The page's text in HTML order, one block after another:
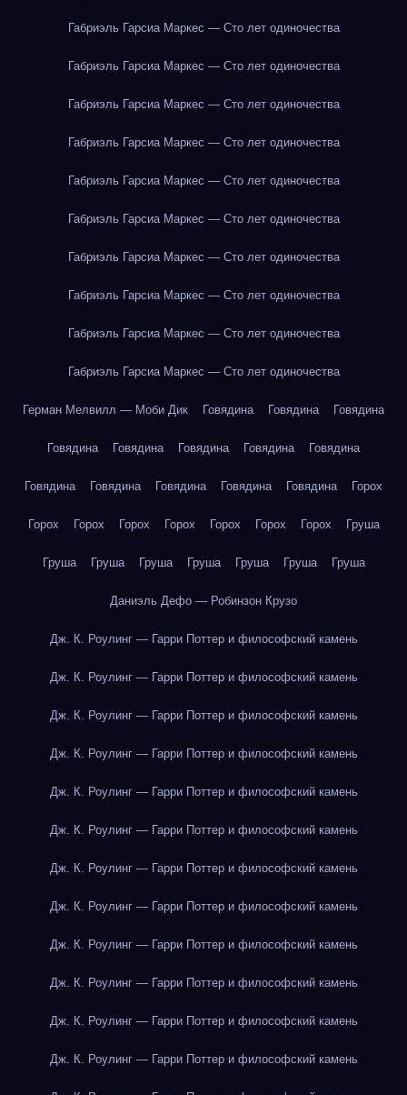
Габриэль Гарсиа Маркес — Сто лет одиночества
Габриэль Гарсиа Маркес — Сто лет одиночества
Габриэль Гарсиа Маркес — Сто лет одиночества
Габриэль Гарсиа Маркес — Сто лет одиночества
Габриэль Гарсиа Маркес — Сто лет одиночества
Габриэль Гарсиа Маркес — Сто лет одиночества
Габриэль Гарсиа Маркес — Сто лет одиночества
Габриэль Гарсиа Маркес — Сто лет одиночества
Габриэль Гарсиа Маркес — Сто лет одиночества
Габриэль Гарсиа Маркес — Сто лет одиночества
Герман Мелвилл — Моби Дик Говядина Говядина Говядина
Говядина Говядина Говядина Говядина Говядина
Говядина Говядина Говядина Говядина Говядина Горох
Горох Горох Горох Горох Горох Горох Горох Груша
Груша Груша Груша Груша Груша Груша Груша
Даниэль Дефо — Робинзон Крузо
Дж. К. Роулинг — Гарри Поттер и философский камень
Дж. К. Роулинг — Гарри Поттер и философский камень
Дж. К. Роулинг — Гарри Поттер и философский камень
Дж. К. Роулинг — Гарри Поттер и философский камень
Дж. К. Роулинг — Гарри Поттер и философский камень
Дж. К. Роулинг — Гарри Поттер и философский камень
Дж. К. Роулинг — Гарри Поттер и философский камень
Дж. К. Роулинг — Гарри Поттер и философский камень
Дж. К. Роулинг — Гарри Поттер и философский камень
Дж. К. Роулинг — Гарри Поттер и философский камень
Дж. К. Роулинг — Гарри Поттер и философский камень
Дж. К. Роулинг — Гарри Поттер и философский камень